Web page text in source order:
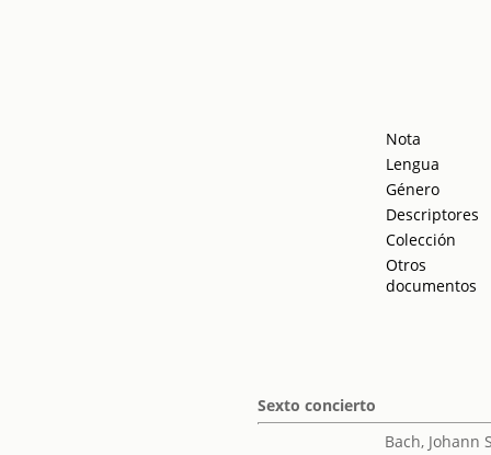
Nota
Lengua
Género
Descriptores
Colección
Otros
documentos
Sexto concierto
Bach, Johann